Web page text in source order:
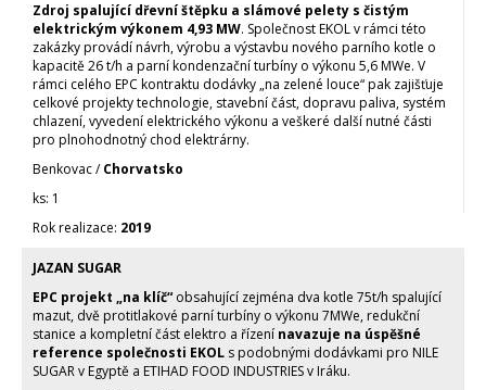
Zdroj spalující dřevní štěpku a slámové pelety s čistým
elektrickým výkonem 4,93 MW. Společnost EKOL v rámci této
zakázky provádí návrh, výrobu a výstavbu nového parního kotle o
kapacitě 26 t/h a parní kondenzační turbíny o výkonu 5,6 MWe. V
rámci celého EPC kontraktu dodávky „na zelené louce“ pak zajišťuje
celkové projekty technologie, stavební část, dopravu paliva, systém
chlazení, vyvedení elektrického výkonu a veškeré další nutné části
pro plnohodnotný chod elektrárny.
Benkovac /Chorvatsko
1
2019
JAZAN SUGAR
EPC projekt „na klíč“ obsahující zejména dva kotle 75t/h spalující
mazut, dvě protitlakové parní turbíny o výkonu 7MWe, redukční
stanice a kompletní část elektro a řízení navazuje na úspěšné
reference společnosti EKOL s podobnými dodávkami pro NILE
SUGAR v Egyptě a ETIHAD FOOD INDUSTRIES v Iráku.